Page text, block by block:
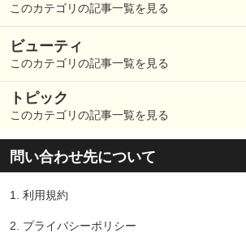
このカテゴリの記事一覧を見る
ビューティ
このカテゴリの記事一覧を見る
トピック
このカテゴリの記事一覧を見る
問い合わせ先について
1. 利用規約
2. プライバシーポリシー